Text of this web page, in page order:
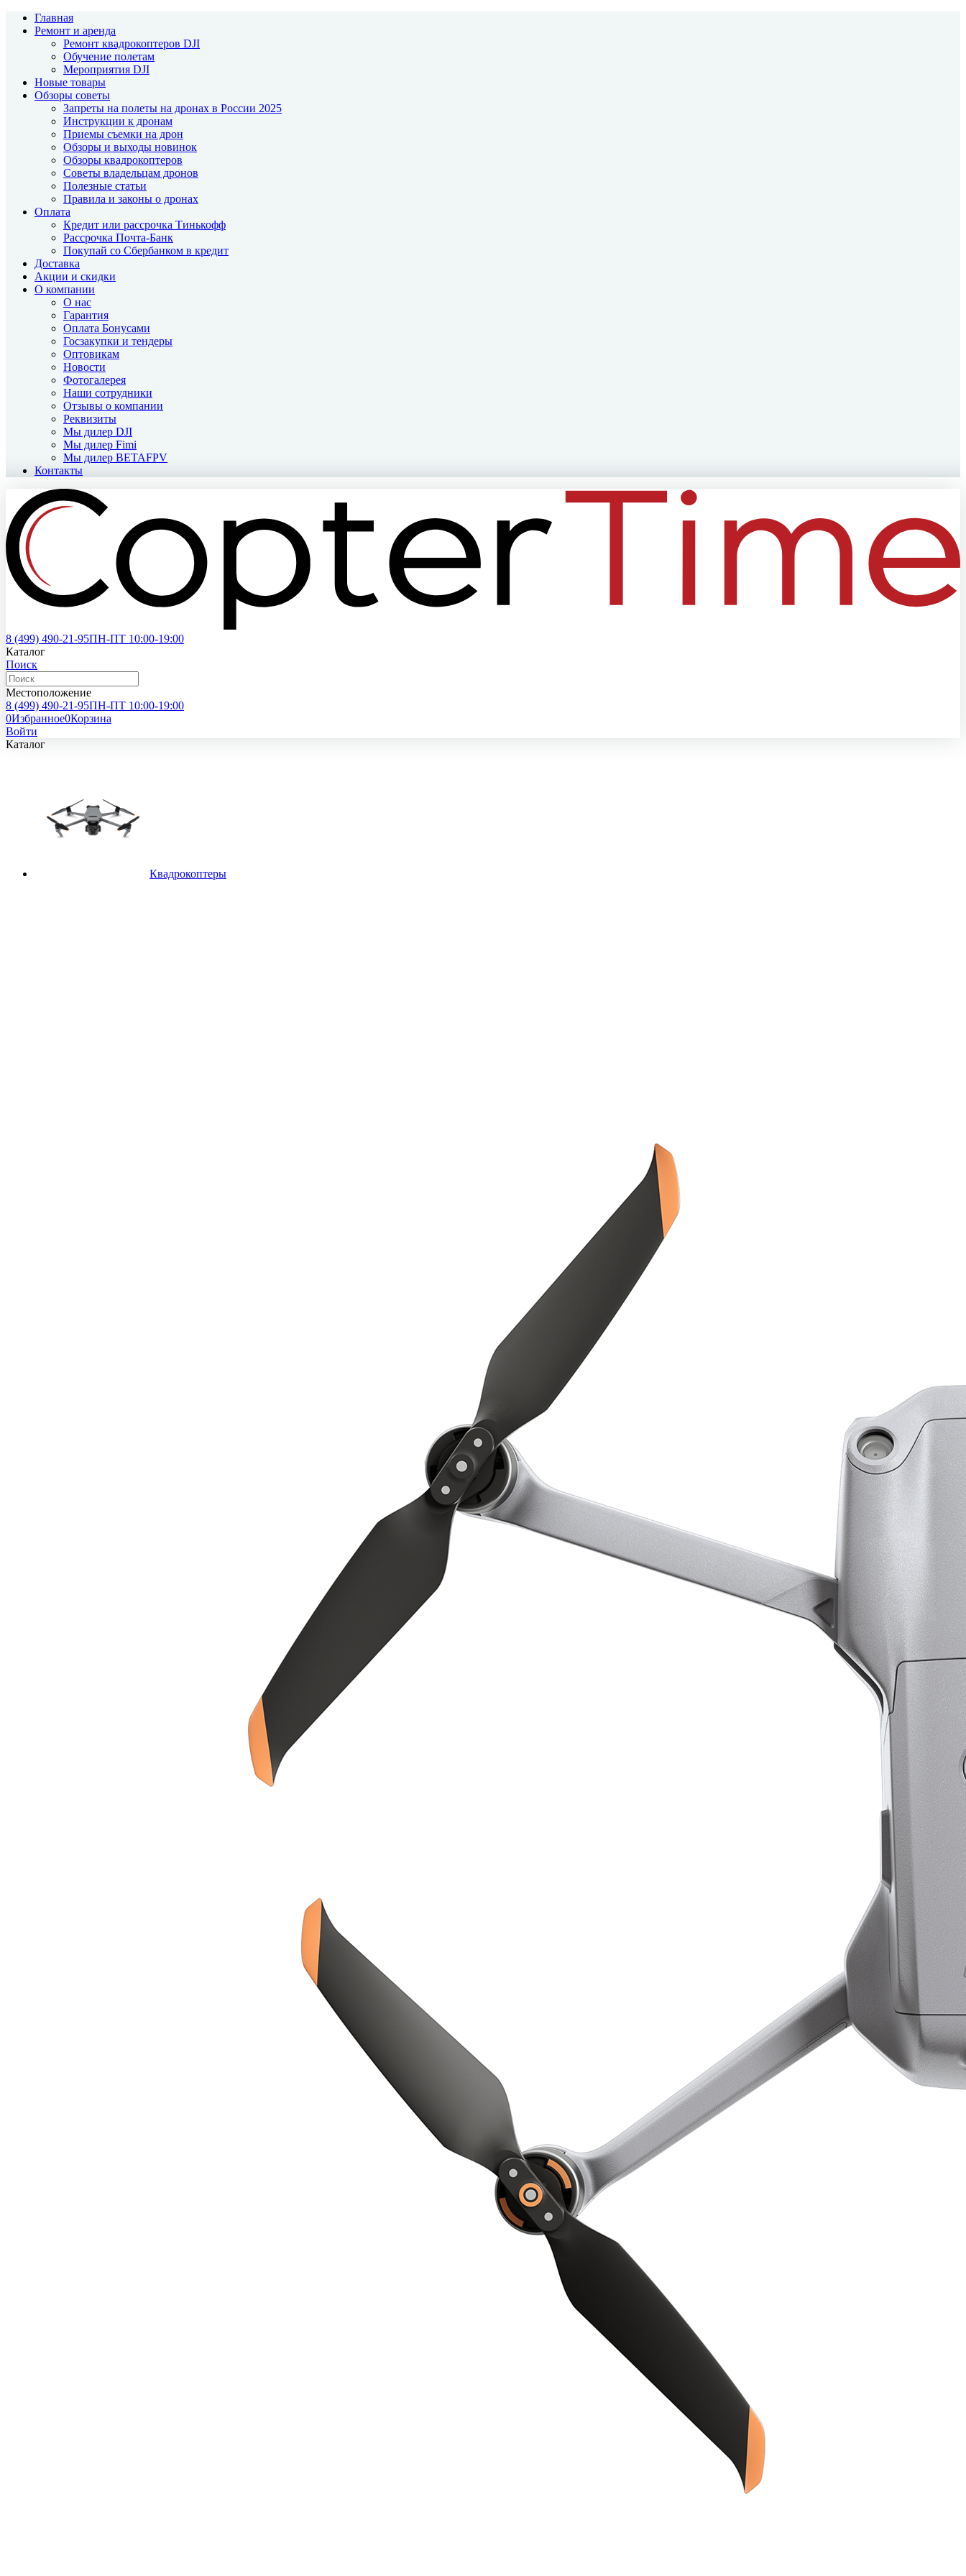
Главная
Ремонт и аренда
Ремонт квадрокоптеров DJI
Обучение полетам
Мероприятия DJI
Новые товары
Обзоры советы
Запреты на полеты на дронах в России 2025
Инструкции к дронам
Приемы съемки на дрон
Обзоры и выходы новинок
Обзоры квадрокоптеров
Советы владельцам дронов
Полезные статьи
Правила и законы о дронах
Оплата
Кредит или рассрочка Тинькофф
Рассрочка Почта-Банк
Покупай со Сбербанком в кредит
Доставка
Акции и скидки
О компании
О нас
Гарантия
Оплата Бонусами
Госзакупки и тендеры
Оптовикам
Новости
Фотогалерея
Наши сотрудники
Отзывы о компании
Реквизиты
Мы дилер DJI
Мы дилер Fimi
Мы дилер BETAFPV
Контакты
8 (499) 490-21-95ПН-ПТ 10:00-19:00
Каталог
Поиск
Местоположение
8 (499) 490-21-95ПН-ПТ 10:00-19:00
0Избранное0Корзина
Войти
Каталог
Квадрокоптеры